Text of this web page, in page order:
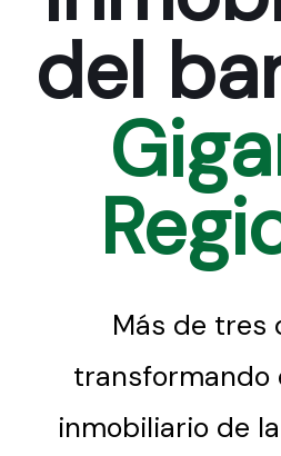
del
Más de tres
transformando
inmobiliario de